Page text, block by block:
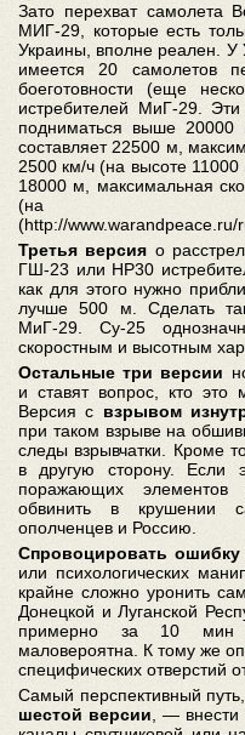
Зато перехват
МИГ-29, которые есть
Украины, вполне реален. У
имеется 20 самолетов
боеготовности (еще
истребителей МиГ-29.
подниматься выше 20000
составляет 22500 м,
2500 км/ч (на высоте
18000 м, максимальная
(на
(http://www.warandpeace.ru/
Третья версия о
ГШ-23 или НР30
как для этого нужно
лучше 500 м. Сделать
МиГ-29. Су-25
скоростным и высотным
Остальные три версии
и ставят вопрос, кто это
Версия с взрывом
при таком взрыве на
следы взрывчатки. Кроме
в другую сторону. Если
поражающих
обвинить в крушении
ополченцев и Россию.
Спровоцировать
или психологических
крайне сложно уронить
Донецкой и Луганской
примерно за 10 мин
маловероятна. К тому же
специфических отверстий
Самый перспективный
шестой версии , —